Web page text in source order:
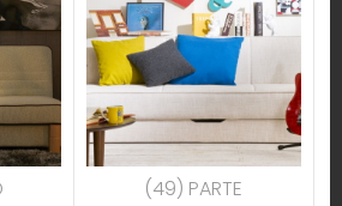
(49) PARTE